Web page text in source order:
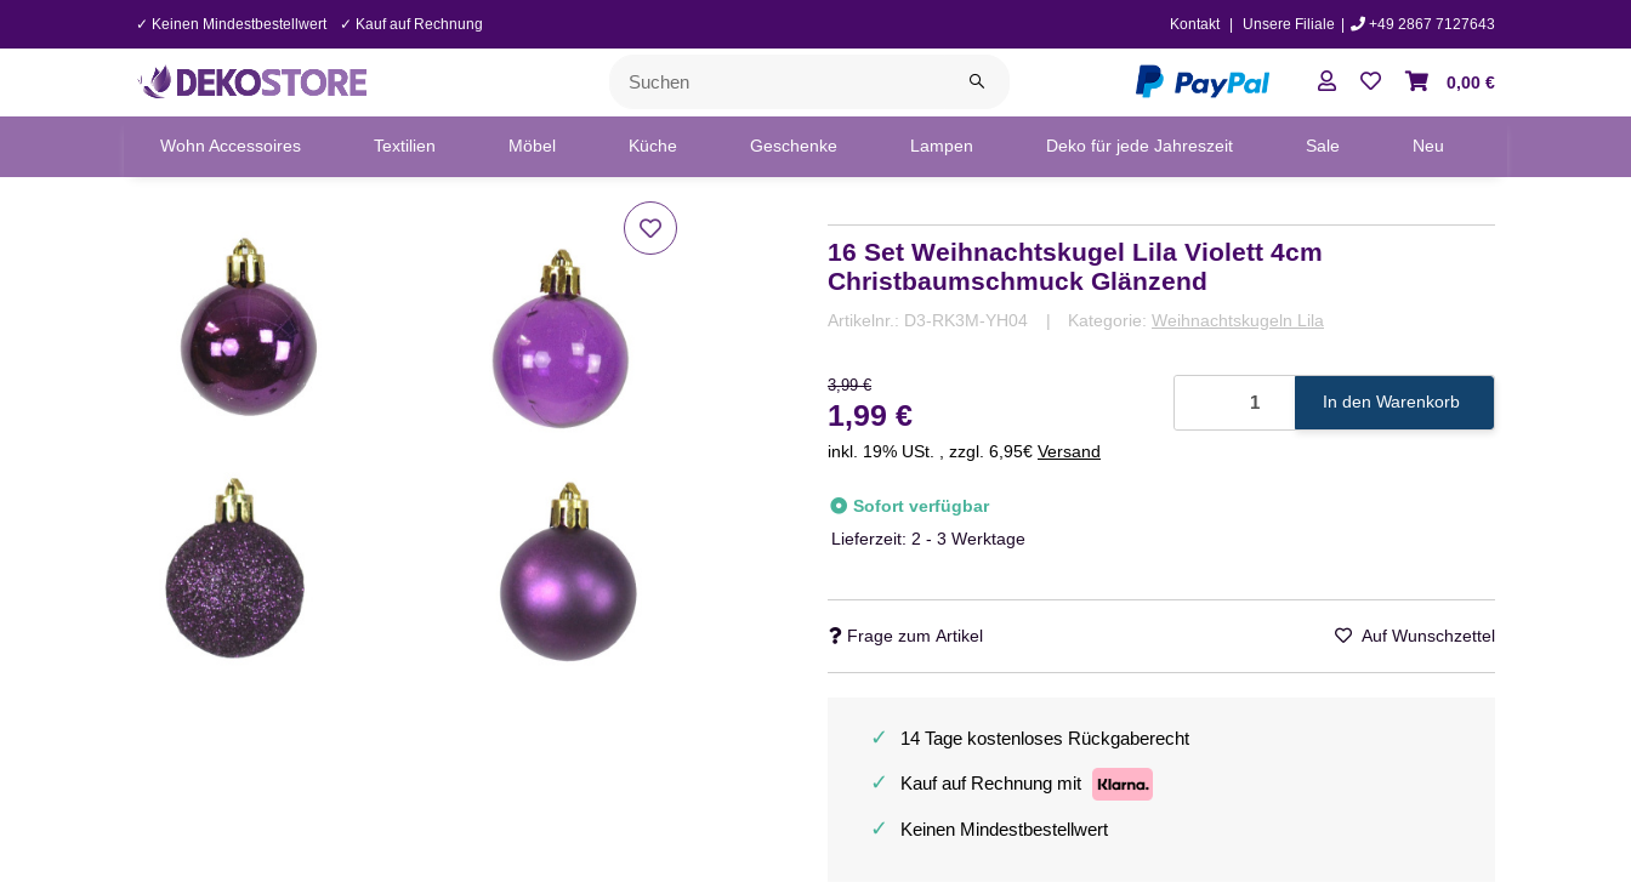
✓ Keinen Mindestbestellwert ✓ Kauf auf Rechnung Kontakt Unsere Filiale +49 2867 7127643
0,00 €
Wohn Accessoires Textilien Möbel Küche Geschenke Lampen Deko für jede Jahreszeit Sale Neu
16 Set Weihnachtskugel Lila Violett 4cm
Christbaumschmuck Glänzend
Artikelnr.: D3-RK3M-YH04 Kategorie: Weihnachtskugeln Lila
3,99 €
1,99 €
inkl. 19% USt. , zzgl. 6,95€ Versand
Sofort verfügbar
Lieferzeit: 2 - 3 Werktage
In den Warenkorb
Frage zum Artikel Auf Wunschzettel
✓ 14 Tage kostenloses Rückgaberecht
✓ Kauf auf Rechnung mit
✓ Keinen Mindestbestellwert